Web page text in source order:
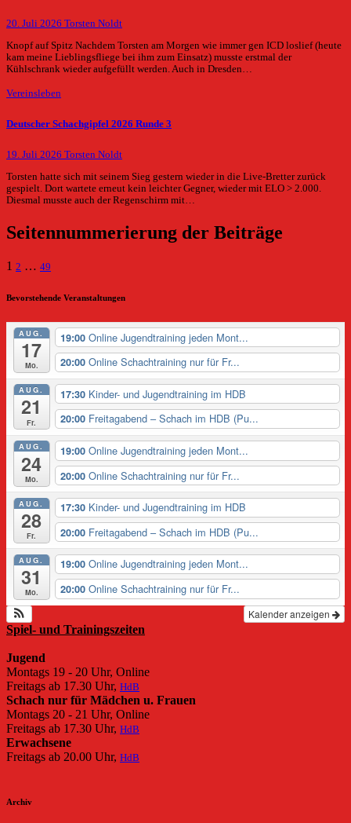
20. Juli 2026 Torsten Noldt
Knopf auf Spitz Nachdem Torsten am Morgen wie immer gen ICD loslief (heute
kam meine Lieblingsfliege bei ihm zum Einsatz) musste erstmal der
Kühlschrank wieder aufgefüllt werden. Auch in Dresden…
Vereinsleben
Deutscher Schachgipfel 2026 Runde 3
19. Juli 2026 Torsten Noldt
Torsten hatte sich mit seinem Sieg gestern wieder in die Live-Bretter zurück
gespielt. Dort wartete erneut kein leichter Gegner, wieder mit ELO > 2.000.
Diesmal musste auch der Regenschirm mit…
Seitennummerierung der Beiträge
1 2 … 49
Bevorstehende Veranstaltungen
AUG.
17
Mo.
19:00 Online Jugendtraining jeden Mont...
20:00 Online Schachtraining nur für Fr...
AUG.
21
Fr.
17:30 Kinder- und Jugendtraining im HDB
20:00 Freitagabend – Schach im HDB (Pu...
AUG.
24
Mo.
19:00 Online Jugendtraining jeden Mont...
20:00 Online Schachtraining nur für Fr...
AUG.
28
Fr.
17:30 Kinder- und Jugendtraining im HDB
20:00 Freitagabend – Schach im HDB (Pu...
AUG.
31
Mo.
19:00 Online Jugendtraining jeden Mont...
20:00 Online Schachtraining nur für Fr...
Kalender anzeigen
Spiel- und Trainingszeiten
Jugend
Montags 19 - 20 Uhr, Online
Freitags ab 17.30 Uhr, HdB
Schach nur für Mädchen u. Frauen
Montags 20 - 21 Uhr, Online
Freitags ab 17.30 Uhr, HdB
Erwachsene
Freitags ab 20.00 Uhr, HdB
Archiv